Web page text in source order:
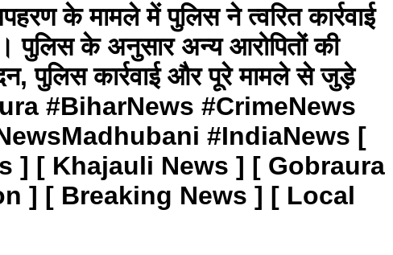
के मामले में पुलिस ने त्वरित कार्रवाई
पुलिस के अनुसार अन्य आरोपितों की
पुलिस कार्रवाई और पूरे मामले से जुड़े
#BiharNews #CrimeNews
#IndiaNews [
] [ Khajauli News ] [ Gobraura
] [ Breaking News ] [ Local